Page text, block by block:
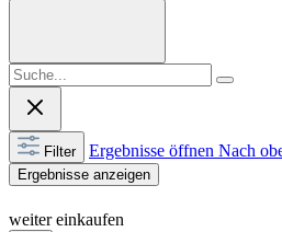
Filter Ergebnisse öffnen Nach
Ergebnisse anzeigen
weiter einkaufen